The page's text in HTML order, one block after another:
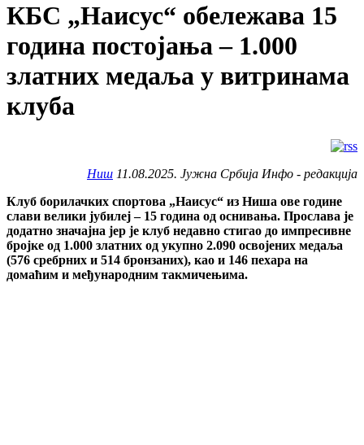
КБС „Наисус“ обележава 15
година постојања – 1.000
златних медаља у витринама
клуба
Ниш 11.08.2025. Јужна Србија Инфо - редакција
Клуб борилачких спортова „Наисус“ из Ниша ове године
слави велики јубилеј – 15 година од оснивања. Прослава је
додатно значајна јер је клуб недавно стигао до импресивне
бројке од 1.000 златних од укупно 2.090 освојених медаља
(576 сребрних и 514 бронзаних), као и 146 пехара на
домаћим и међународним такмичењима.